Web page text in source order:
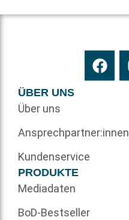
ÜBER UNS
Über uns
Ansprechpartner:innen
Kundenservice
PRODUKTE
Mediadaten
BoD-Bestseller